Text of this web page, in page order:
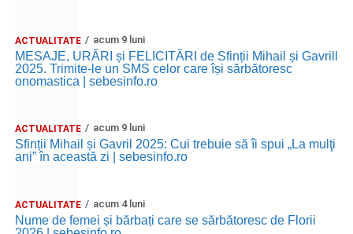
ACTUALITATE acum 9 luni
MESAJE, URĂRI și FELICITĂRI de Sfinții Mihail și Gavrill
2025. Trimite-le un SMS celor care își sărbătoresc
onomastica | sebesinfo.ro
ACTUALITATE acum 9 luni
Sfinții Mihail și Gavril 2025: Cui trebuie să îi spui „La mulţi
ani” în această zi | sebesinfo.ro
ACTUALITATE acum 4 luni
Nume de femei și bărbați care se sărbătoresc de Florii